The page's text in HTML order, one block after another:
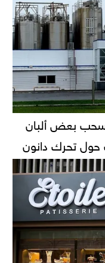
سحب بعض ألبان
حول تحرك دانون